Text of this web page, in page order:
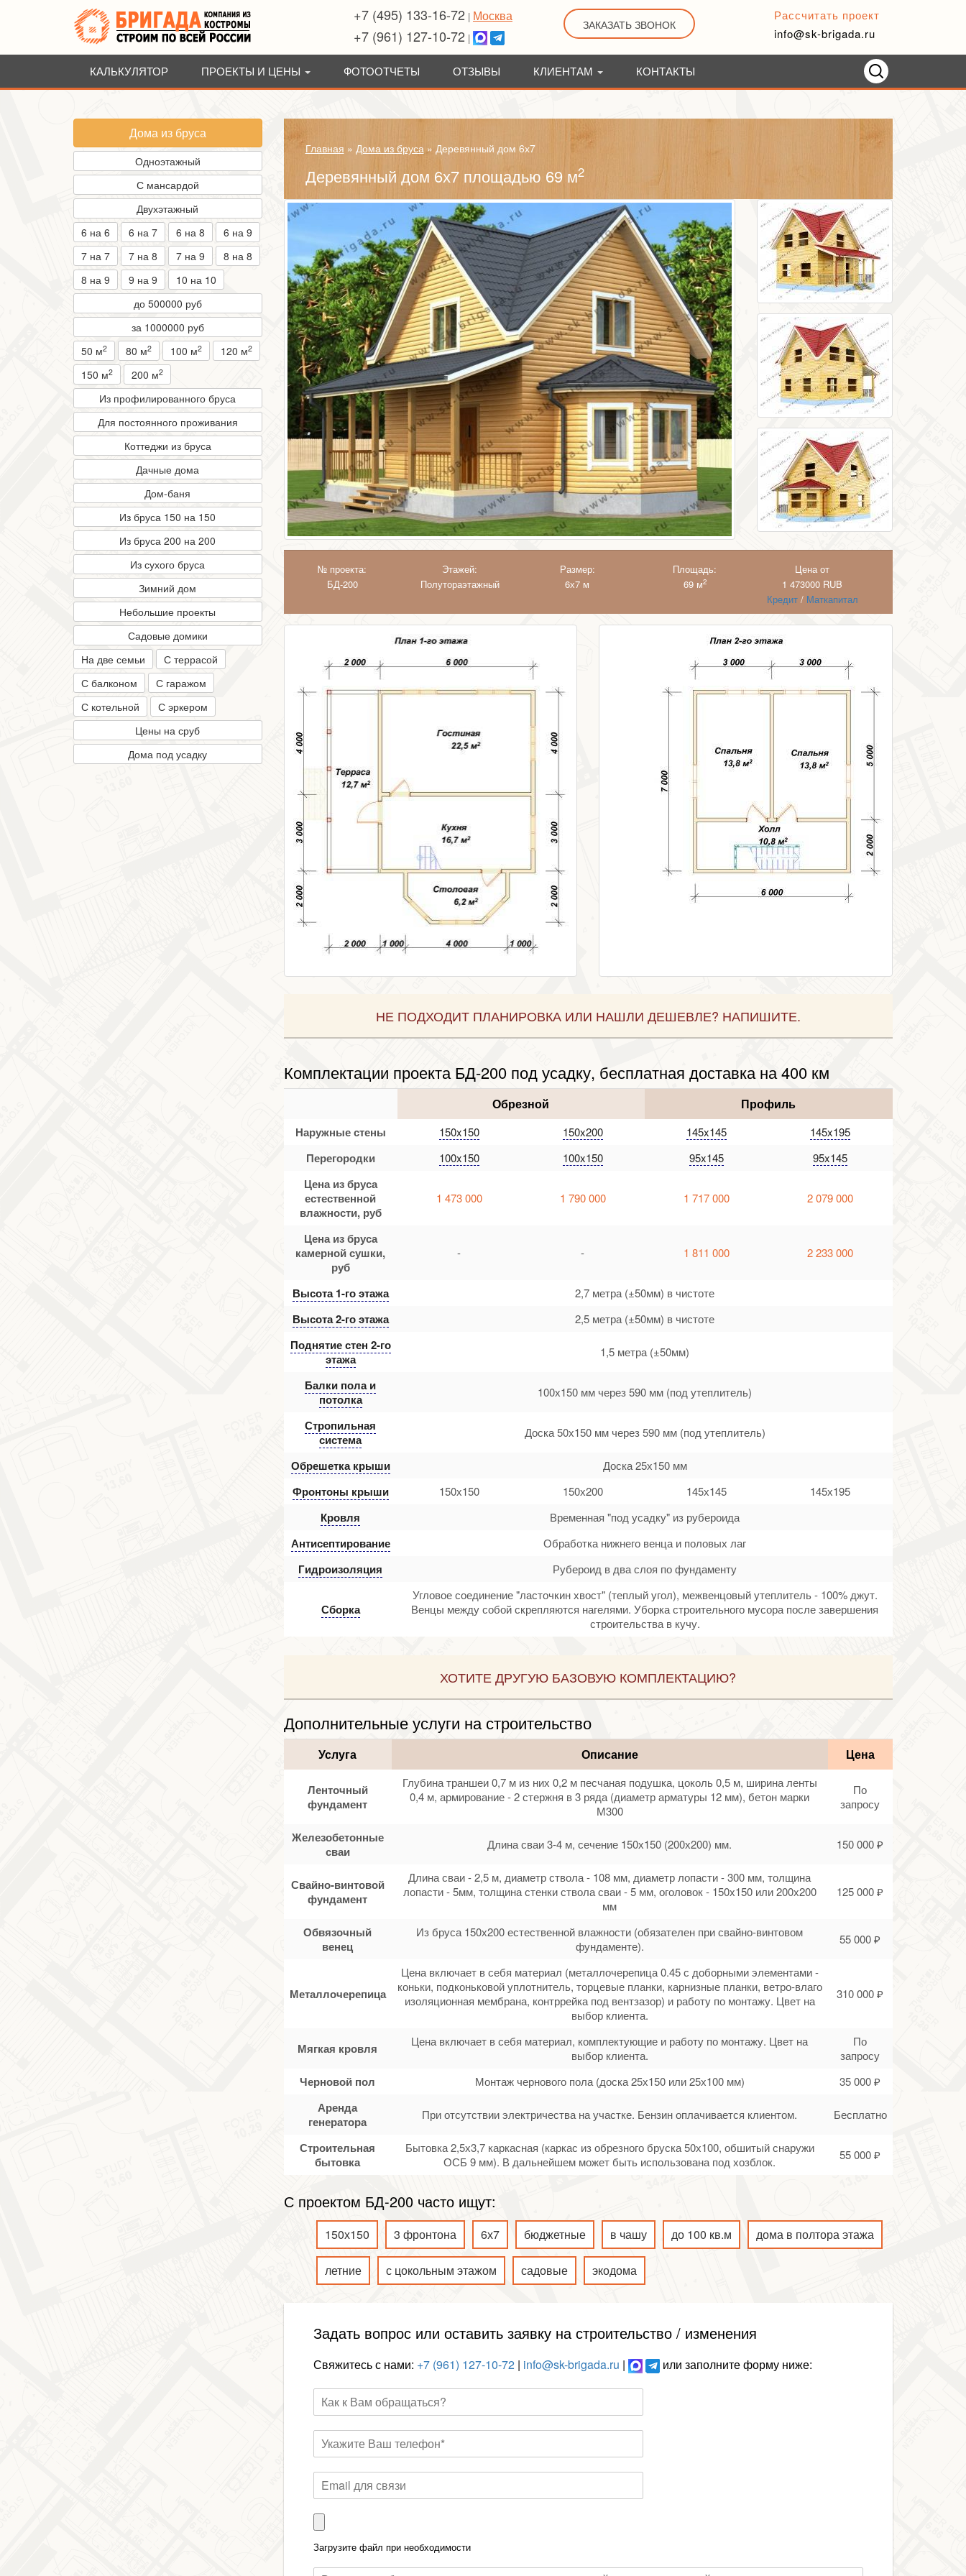
+7 (495) 133-16-72 | Москва
+7 (961) 127-10-72 |
ЗАКАЗАТЬ ЗВОНОК
Рассчитать проект
info@sk-brigada.ru
КАЛЬКУЛЯТОР ПРОЕКТЫ И ЦЕНЫ ФОТООТЧЕТЫ ОТЗЫВЫ КЛИЕНТАМ КОНТАКТЫ
Главная » Дома из бруса» Деревянный дом 6х7
Деревянный дом 6х7 площадью 69 м2
№ проекта:
БД-200
Этажей:
Полутораэтажный
Размер:
6х7 м
Площадь:
69 м2
Цена от
1 473000 RUB
Кредит/ Маткапитал
НЕ ПОДХОДИТ ПЛАНИРОВКА ИЛИ НАШЛИ ДЕШЕВЛЕ? НАПИШИТЕ.
Комплектации проекта БД-200 под усадку, бесплатная доставка на 400 км
Обрезной Профиль
Наружные стены 150x150 150x200 145x145 145x195
Перегородки 100x150 100x150 95x145 95x145
Цена из бруса
естественной
влажности, руб
1 473 000 1 790 000 1 717 000 2 079 000
Цена из бруса
камерной сушки,
руб
- - 1 811 000 2 233 000
Высота 1-го этажа 2,7 метра (±50мм) в чистоте
Высота 2-го этажа 2,5 метра (±50мм) в чистоте
Поднятие стен 2-го
этажа
1,5 метра (±50мм)
Балки пола и
потолка
100х150 мм через 590 мм (под утеплитель)
Стропильная
система
Доска 50х150 мм через 590 мм (под утеплитель)
Обрешетка крыши Доска 25х150 мм
Фронтоны крыши 150х150 150х200 145х145 145х195
Кровля Временная "под усадку" из рубероида
Антисептирование Обработка нижнего венца и половых лаг
Гидроизоляция Рубероид в два слоя по фундаменту
Сборка
Угловое соединение "ласточкин хвост" (теплый угол), межвенцовый утеплитель - 100% джут.
Венцы между собой скрепляются нагелями. Уборка строительного мусора после завершения
строительства в кучу.
ХОТИТЕ ДРУГУЮ БАЗОВУЮ КОМПЛЕКТАЦИЮ?
Дополнительные услуги на строительство
Услуга Описание Цена
Ленточный
фундамент
Глубина траншеи 0,7 м из них 0,2 м песчаная подушка, цоколь 0,5 м, ширина ленты
0,4 м, армирование - 2 стержня в 3 ряда (диаметр арматуры 12 мм), бетон марки
М300
По
запросу
Железобетонные
сваи
Длина сваи 3-4 м, сечение 150х150 (200х200) мм. 150 000 ₽
Свайно-винтовой
фундамент
Длина сваи - 2,5 м, диаметр ствола - 108 мм, диаметр лопасти - 300 мм, толщина
лопасти - 5мм, толщина стенки ствола сваи - 5 мм, оголовок - 150х150 или 200х200
мм
125 000 ₽
Обвязочный
венец
Из бруса 150х200 естественной влажности (обязателен при свайно-винтовом
фундаменте).
55 000 ₽
Металлочерепица
Цена включает в себя материал (металлочерепица 0.45 с доборными элементами -
коньки, подконьковой уплотнитель, торцевые планки, карнизные планки, ветро-влаго
изоляционная мембрана, контррейка под вентзазор) и работу по монтажу. Цвет на
выбор клиента.
310 000 ₽
Мягкая кровля
Цена включает в себя материал, комплектующие и работу по монтажу. Цвет на
выбор клиента.
По
запросу
Черновой пол Монтаж чернового пола (доска 25х150 или 25х100 мм) 35 000 ₽
Аренда
генератора
При отсутствии электричества на участке. Бензин оплачивается клиентом. Бесплатно
Строительная
бытовка
Бытовка 2,5х3,7 каркасная (каркас из обрезного бруска 50х100, обшитый снаружи
ОСБ 9 мм). В дальнейшем может быть использована под хозблок.
55 000 ₽
С проектом БД-200 часто ищут:
150х150 3 фронтона 6х7 бюджетные в чашу до 100 кв.м дома в полтора этажа
летние с цокольным этажом садовые экодома
Задать вопрос или оставить заявку на строительство / изменения
Свяжитесь с нами: +7 (961) 127-10-72| info@sk-brigada.ru | или заполните форму ниже:
Загрузите файл при необходимости
Дома из бруса
Одноэтажный
С мансардой
Двухэтажный
6 на 6
6 на 7 6 на 8
6 на 9
7 на 7
7 на 8 7 на 9
8 на 8
8 на 9
9 на 9
10 на 10
до 500000 руб
за 1000000 руб
50 м2 80 м2 100 м2 120 м2
150 м2 200 м2
Из профилированного бруса
Для постоянного проживания
Коттеджи из бруса
Дачные дома
Дом-баня
Из бруса 150 на 150
Из бруса 200 на 200
Из сухого бруса
Зимний дом
Небольшие проекты
Садовые домики
На две семьи
С террасой
С балконом
С гаражом
С котельной
С эркером
Цены на сруб
Дома под усадку